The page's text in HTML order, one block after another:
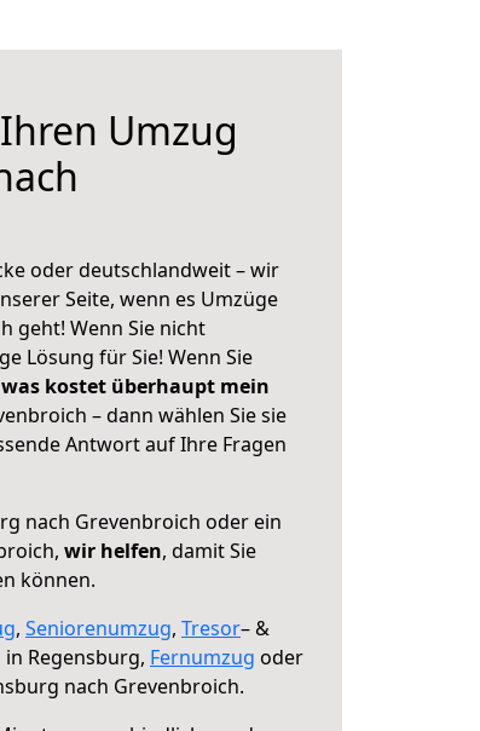
Umzug
oder deutschlandweit – wir
Seite, wenn es Umzüge
geht! Wenn Sie nicht
Lösung für Sie! Wenn Sie
was kostet überhaupt mein
– dann wählen Sie sie
Antwort auf Ihre Fragen
nach Grevenbroich oder ein
wir helfen, damit Sie
können.
, Seniorenumzug, Tresor– &
in Regensburg, Fernumzug oder
nach Grevenbroich.